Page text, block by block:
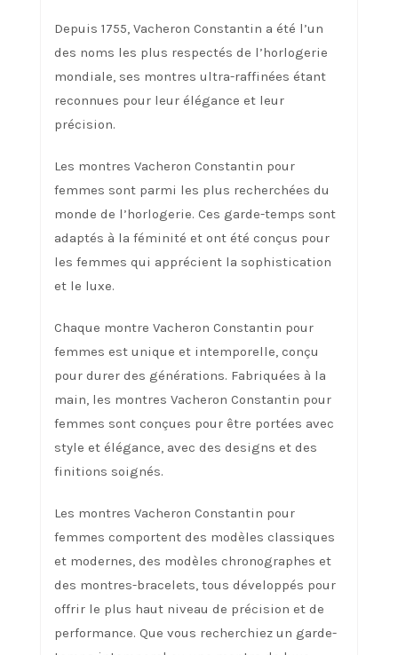
Depuis 1755, Vacheron Constantin a été l’un
des noms les plus respectés de l’horlogerie
mondiale, ses montres ultra-raffinées étant
reconnues pour leur élégance et leur
précision.
Les montres Vacheron Constantin pour
femmes sont parmi les plus recherchées du
monde de l’horlogerie. Ces garde-temps sont
adaptés à la féminité et ont été conçus pour
les femmes qui apprécient la sophistication
et le luxe.
Chaque montre Vacheron Constantin pour
femmes est unique et intemporelle, conçu
pour durer des générations. Fabriquées à la
main, les montres Vacheron Constantin pour
femmes sont conçues pour être portées avec
style et élégance, avec des designs et des
finitions soignés.
Les montres Vacheron Constantin pour
femmes comportent des modèles classiques
et modernes, des modèles chronographes et
des montres-bracelets, tous développés pour
offrir le plus haut niveau de précision et de
performance. Que vous recherchiez un garde-